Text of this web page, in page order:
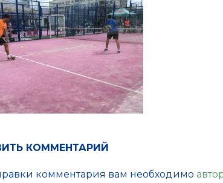
КОММЕНТАРИЙ
комментария вам необходимо